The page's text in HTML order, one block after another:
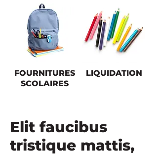
FOURNITURES
SCOLAIRES
LIQUIDATION
Elit faucibus
tristique mattis,